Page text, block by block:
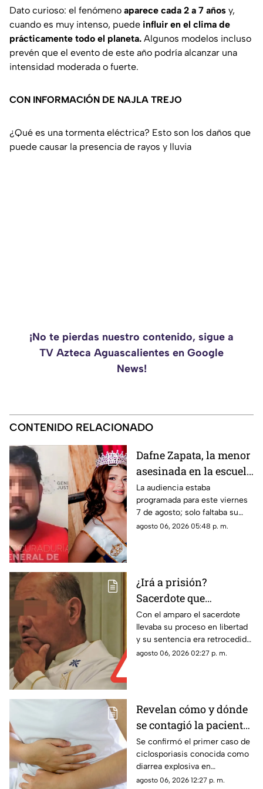
Dato curioso: el fenómeno aparece cada 2 a 7 años y,
cuando es muy intenso, puede influir en el clima de
prácticamente todo el planeta. Algunos modelos incluso
prevén que el evento de este año podría alcanzar una
intensidad moderada o fuerte.
CON INFORMACIÓN DE NAJLA TREJO
¿Qué es una tormenta eléctrica? Esto son los daños que
puede causar la presencia de rayos y lluvia
¡No te pierdas nuestro contenido, sigue a
TV Azteca Aguascalientes en Google
News!
CONTENIDO RELACIONADO
Dafne Zapata, la menor
asesinada en la escuela
militarizada estaba por
declarar contra su
padre por abuso sexual
antes de morir; esto
La audiencia estaba
programada para este viernes
7 de agosto; solo faltaba su
declaración para concluir el
agosto 06, 2026 05:48 p. m.
¿Irá a prisión?
Sacerdote que
presuntamente abuso
de dos monaguillos en
Aguascalientes perdió
Juicio de Amparo
Con el amparo el sacerdote
llevaba su proceso en libertad
y su sentencia era retrocedida;
ahora el proceso legal
agosto 06, 2026 02:27 p. m.
Revelan cómo y dónde
se contagió la paciente
de diarrea explosiva en
Aguascalientes
Se confirmó el primer caso de
ciclosporiasis conocida como
diarrea explosiva en
Aguascalientes; te contamos
agosto 06, 2026 12:27 p. m.